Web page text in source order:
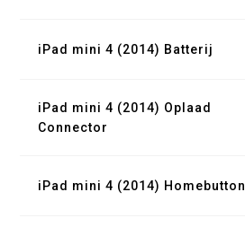
iPad mini 4 (2014) Batterij
iPad mini 4 (2014) Oplaad
Connector
iPad mini 4 (2014) Homebutton